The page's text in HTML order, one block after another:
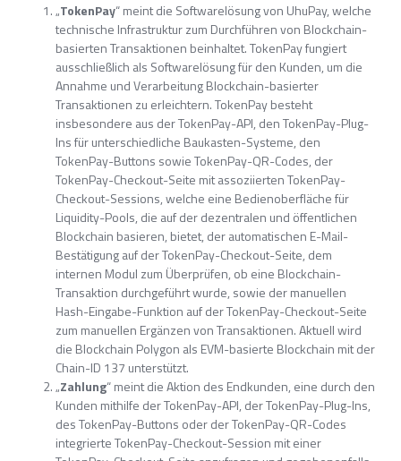
„TokenPay“ meint die Softwarelösung von UhuPay, welche
technische Infrastruktur zum Durchführen von Blockchain-
basierten Transaktionen beinhaltet. TokenPay fungiert
ausschließlich als Softwarelösung für den Kunden, um die
Annahme und Verarbeitung Blockchain-basierter
Transaktionen zu erleichtern. TokenPay besteht
insbesondere aus der TokenPay-API, den TokenPay-Plug-
Ins für unterschiedliche Baukasten-Systeme, den
TokenPay-Buttons sowie TokenPay-QR-Codes, der
TokenPay-Checkout-Seite mit assoziierten TokenPay-
Checkout-Sessions, welche eine Bedienoberfläche für
Liquidity-Pools, die auf der dezentralen und öffentlichen
Blockchain basieren, bietet, der automatischen E-Mail-
Bestätigung auf der TokenPay-Checkout-Seite, dem
internen Modul zum Überprüfen, ob eine Blockchain-
Transaktion durchgeführt wurde, sowie der manuellen
Hash-Eingabe-Funktion auf der TokenPay-Checkout-Seite
zum manuellen Ergänzen von Transaktionen. Aktuell wird
die Blockchain Polygon als EVM-basierte Blockchain mit der
Chain-ID 137 unterstützt.
„Zahlung“ meint die Aktion des Endkunden, eine durch den
Kunden mithilfe der TokenPay-API, der TokenPay-Plug-Ins,
des TokenPay-Buttons oder der TokenPay-QR-Codes
integrierte TokenPay-Checkout-Session mit einer